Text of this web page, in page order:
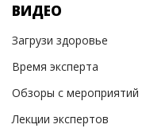
ВИДЕО
Загрузи здоровье
Время эксперта
Обзоры с мероприятий
Лекции экспертов